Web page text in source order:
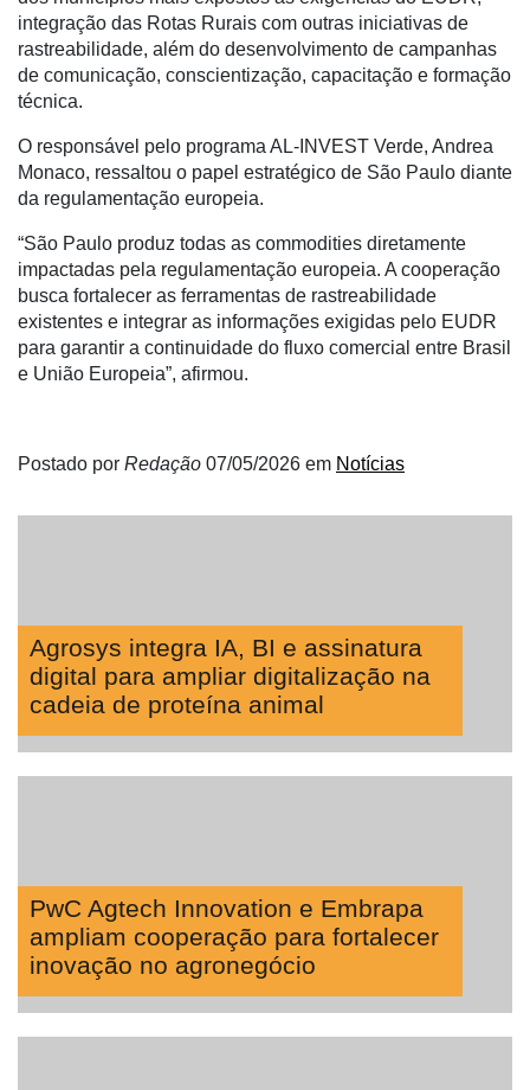
integração das Rotas Rurais com outras iniciativas de
rastreabilidade, além do desenvolvimento de campanhas
de comunicação, conscientização, capacitação e formação
técnica.
O responsável pelo programa AL-INVEST Verde, Andrea
Monaco, ressaltou o papel estratégico de São Paulo diante
da regulamentação europeia.
“São Paulo produz todas as commodities diretamente
impactadas pela regulamentação europeia. A cooperação
busca fortalecer as ferramentas de rastreabilidade
existentes e integrar as informações exigidas pelo EUDR
para garantir a continuidade do fluxo comercial entre Brasil
e União Europeia”, afirmou.
Postado por Redação 07/05/2026 em Notícias
Agrosys integra IA, BI e assinatura
digital para ampliar digitalização na
cadeia de proteína animal
PwC Agtech Innovation e Embrapa
ampliam cooperação para fortalecer
inovação no agronegócio